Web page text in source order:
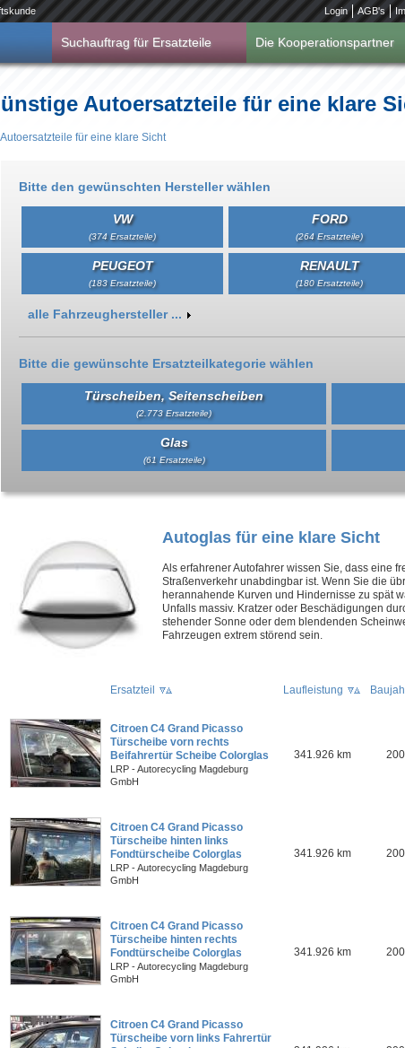
Login AGB's
Suchauftrag für Ersatzteile Die Kooperationspartner
Autoersatzteile für eine klare
für eine klare Sicht
Bitte den gewünschten Hersteller wählen
VW
(374 Ersatzteile)
FORD
(264 Ersatzteile)
PEUGEOT
(183 Ersatzteile)
RENAULT
(180 Ersatzteile)
Anzeigen
alle Fahrzeughersteller ...
Bitte die gewünschte Ersatzteilkategorie wählen
Türscheiben, Seitenscheiben
(2.773 Ersatzteile)
Glas
(61 Ersatzteile)
Autoglas für eine klare Sicht
Als erfahrener Autofahrer wissen Sie, dass eine
Straßenverkehr unabdingbar ist. Wenn Sie die
herannahende Kurven und Hindernisse zu spät
Unfalls massiv. Kratzer oder Beschädigungen
stehender Sonne oder dem blendenden
Fahrzeugen extrem störend sein.
Ersatzteil Laufleistung
Citroen C4 Grand Picasso
Türscheibe vorn rechts
Beifahrertür Scheibe Colorglas
LRP - Autorecycling Magdeburg
GmbH
341.926 km
Citroen C4 Grand Picasso
Türscheibe hinten links
Fondtürscheibe Colorglas
LRP - Autorecycling Magdeburg
GmbH
341.926 km
Citroen C4 Grand Picasso
Türscheibe hinten rechts
Fondtürscheibe Colorglas
LRP - Autorecycling Magdeburg
GmbH
341.926 km
Citroen C4 Grand Picasso
Türscheibe vorn links Fahrertür